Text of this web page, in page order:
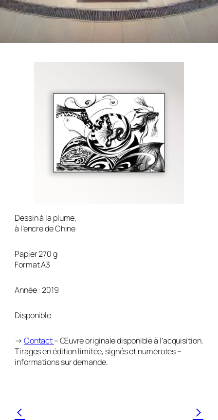
Dessin à la plume,
à l’encre de Chine
Papier 270 g
Format A3
Année : 2019
Disponible
→ Contact– Œuvre originale disponible à l’acquisition.
Tirages en édition limitée, signés et numérotés –
informations sur demande.
< >